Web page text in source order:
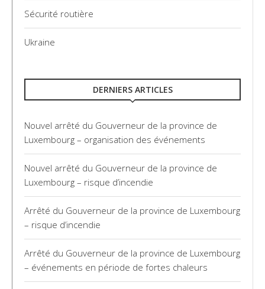
Sécurité routière
Ukraine
DERNIERS ARTICLES
Nouvel arrêté du Gouverneur de la province de
Luxembourg – organisation des événements
Nouvel arrêté du Gouverneur de la province de
Luxembourg – risque d’incendie
Arrêté du Gouverneur de la province de Luxembourg
– risque d’incendie
Arrêté du Gouverneur de la province de Luxembourg
– événements en période de fortes chaleurs